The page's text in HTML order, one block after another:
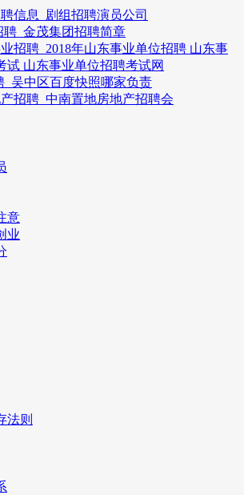
信息_剧组招聘演员公司
聘_金茂集团招聘简章
招聘_2018年山东事业单位招聘 山东事
试 山东事业单位招聘考试网
_吴中区百度快照哪家负责
招聘_中南置地房地产招聘会
意
业
法则